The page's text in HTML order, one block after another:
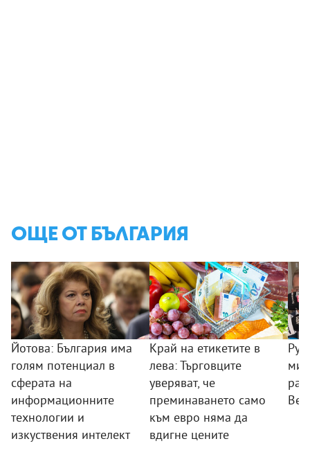
ОЩЕ ОТ БЪЛГАРИЯ
Йотова: България има
голям потенциал в
сферата на
информационните
технологии и
изкуствения интелект
Край на етикетите в
лева: Търговците
уверяват, че
преминаването само
към евро няма да
вдигне цените